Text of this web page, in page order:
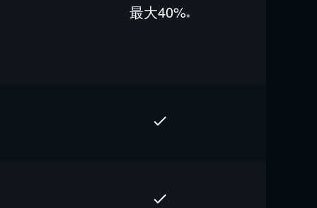
最⼤40%※